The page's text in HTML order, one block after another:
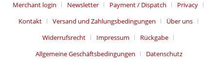
Merchant login
Newsletter Payment / Dispatch
Privacy
Kontakt
Versand und Zahlungsbedingungen
Über uns
Widerrufsrecht
Impressum
Rückgabe
Allgemeine Geschäftsbedingungen
Datenschutz